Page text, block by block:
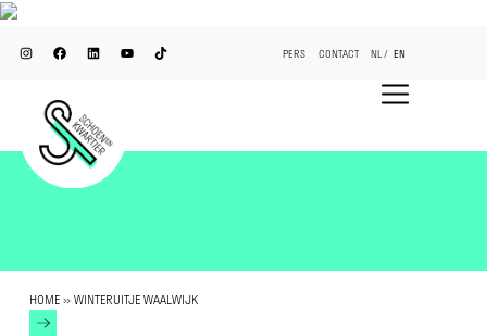
PERS CONTACT NL EN
HOME» WINTERUITJE WAALWIJK